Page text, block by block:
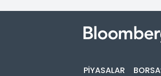
PİYASALAR BORSA